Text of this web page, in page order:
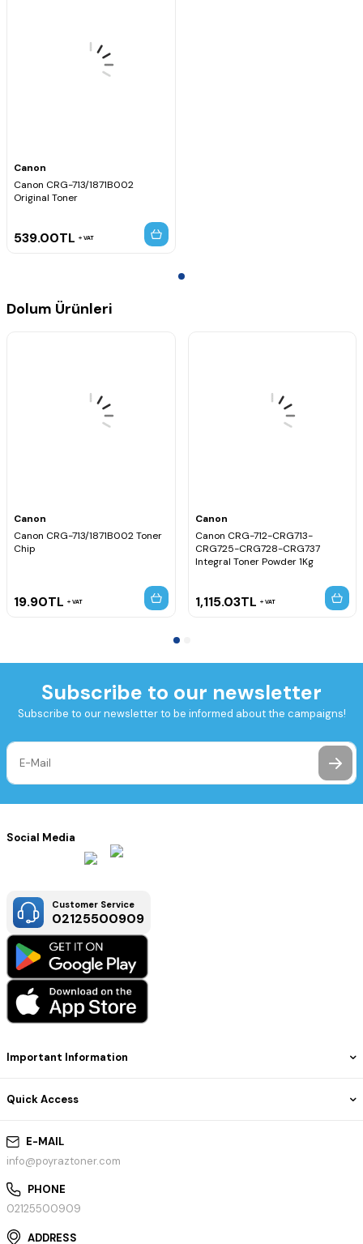
CRG-713 / 1871B002
Muadil Toner Kartuşu
Baskı Kapasitesi:
Uyumlu Yazıcı Modelleri
Canon i-SENSYS LBP-3250
Canon
Canon CRG-713/1871B002
Original Toner
539.00TL VAT
Dolum Ürünleri
Canon
Canon CRG-713/1871B002 Toner
Chip
19.90TL VAT
Canon
Canon CRG-712-CRG713-
CRG725-CRG728-CRG737
Integral Toner Powder 1Kg
1,115.03TL VAT
Subscribe to our newsletter
Subscribe to our newsletter to be informed about the campaigns!
E-MAIL
info@poyraztoner.com
PHONE
02125500909
ADDRESS
Important Information
Quick Access
Social Media
Customer Service
02125500909